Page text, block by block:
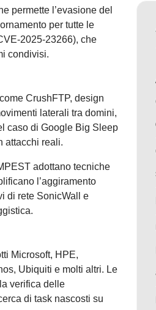
permette l’evasione del
per tutte le
2025-23266), che
condivisi.
CrushFTP, design
laterali tra domini,
caso di Google Big Sleep
attacchi reali.
adottano tecniche
l’aggiramento
di rete SonicWall e
Microsoft, HPE,
Ubiquiti e molti altri. Le
verifica delle
di task nascosti su